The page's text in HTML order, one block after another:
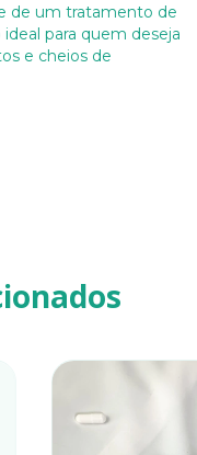
de um tratamento de
para quem deseja
e cheios de